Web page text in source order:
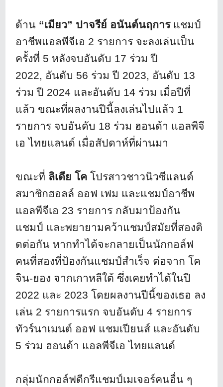
ด้าน “เมียว” ปาจรีย์ อนันต์นฤการแชมป์
อาชีพแอลพีจีเอ 2 รายการ จะลงเล่นเป็น
ครั้งที่ 5 หลังจบอันดับ 17 ร่วม ปี
2022, อันดับ 56 ร่วม ปี 2023, อันดับ 13
ร่วม ปี 2024 และอันดับ 14 ร่วม เมื่อปีที่
แล้ว ขณะที่ผลงานปีนี้ลงเล่นไปแล้ว 1
รายการ จบอันดับ 18 ร่วม ฮอนด้า แอลพีจี
เอ ไทยแลนด์ เมื่อสัปดาห์ที่ผ่านมา
ขณะที่ ลิเดีย โคโปรสาวชาวนิวซีแลนด์
สมาชิกฮอลล์ ออฟ เฟม และแชมป์อาชีพ
แอลพีจีเอ 23 รายการ กลับมาป้องกัน
แชมป์ และพยายามคว้าแชมป์สมัยที่สองติ
ดต่อกัน หากทำได้จะกลายเป็นนักกอล์ฟ
คนที่สองที่ป้องกันแชมป์สำเร็จ ต่อจาก โค
จิน-ยอง จากเกาหลีใต้ ซึ่งเคยทำได้ในปี
2022 และ 2023 โดยผลงานปีนี้ของเธอ ลง
เล่น 2 รายการแรก จบอันดับ 4 รายการ
ทัวร์นาเมนต์ ออฟ แชมเปียนส์ และอันดับ
5 ร่วม ฮอนด้า แอลพีจีเอ ไทยแลนด์
กลุ่มนักกอล์ฟดีกรีแชมป์เมเจอร์คนอื่น ๆ